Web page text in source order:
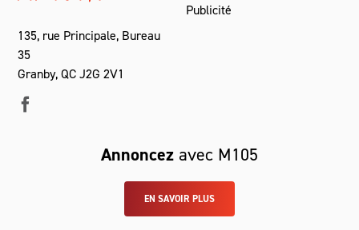
135, rue Principale, Bureau
35
Granby, QC J2G 2V1
Publicité
Annoncez avec M105
EN SAVOIR PLUS